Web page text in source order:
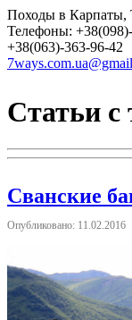
Походы в Карпаты,
Телефоны:
+38(063)-363-96-42
Статьи
Сванские
Опубликовано: 11.02.2016